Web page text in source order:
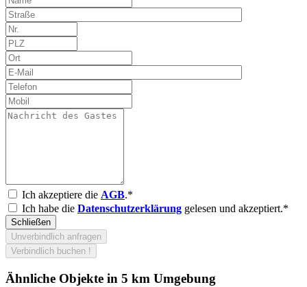
Ich akzeptiere die AGB.*
Ich habe die Datenschutzerklärung gelesen und akzeptiert.*
Schließen
Unverbindlich anfragen
Verbindlich buchen !
Ähnliche Objekte in 5 km Umgebung